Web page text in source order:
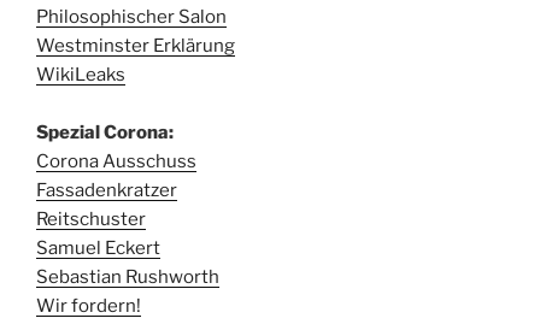
Philosophischer Salon
Westminster Erklärung
WikiLeaks
Spezial Corona:
Corona Ausschuss
Fassadenkratzer
Reitschuster
Samuel Eckert
Sebastian Rushworth
Wir fordern!